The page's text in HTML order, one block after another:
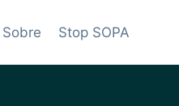
Sobre Stop SOPA